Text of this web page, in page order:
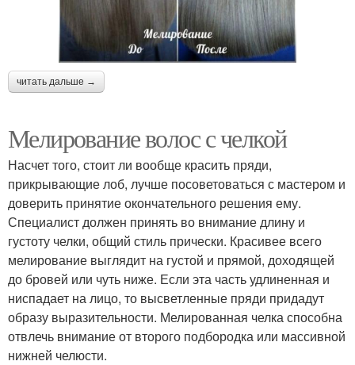
читать дальше →
Мелирование волос с челкой
Насчет того, стоит ли вообще красить пряди,
прикрывающие лоб, лучше посоветоваться с мастером и
доверить принятие окончательного решения ему.
Специалист должен принять во внимание длину и
густоту челки, общий стиль прически. Красивее всего
мелирование выглядит на густой и прямой, доходящей
до бровей или чуть ниже. Если эта часть удлиненная и
ниспадает на лицо, то высветленные пряди придадут
образу выразительности. Мелированная челка способна
отвлечь внимание от второго подбородка или массивной
нижней челюсти.